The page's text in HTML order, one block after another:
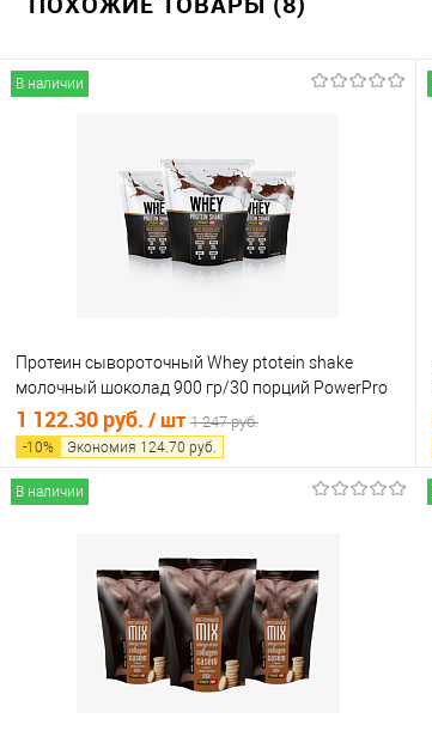
В наличии
Протеин сывороточный Whey ptotein shake
молочный шоколад 900 гр/30 порций PowerPro
997302
1 122.30 руб. / шт 1 247 руб.
-10% Экономия 124.70 руб.
Купить в 1 клик
Сравнение
В избранное
В наличии
В наличии